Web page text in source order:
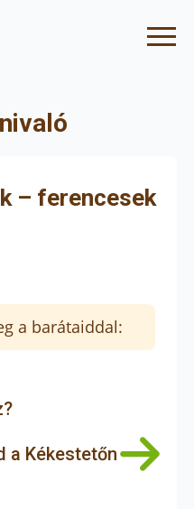
– ferencesek
a barátaiddal:
a Kékestetőn